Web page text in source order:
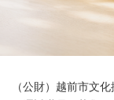
（公財）越前市文